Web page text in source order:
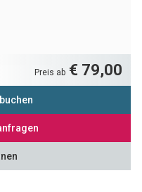
Preis ab € 79,00